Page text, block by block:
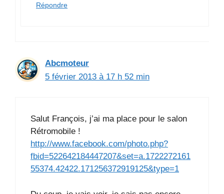
Répondre
Abcmoteur
5 février 2013 à 17 h 52 min
Salut François, j’ai ma place pour le salon
Rétromobile !
http://www.facebook.com/photo.php?
fbid=522642184447207&set=a.1722272161
55374.42422.171256372919125&type=1